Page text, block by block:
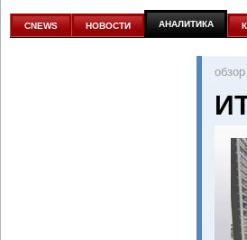
аналитике
CNEWS НОВОСТИ АНАЛИТИКА
oбзор